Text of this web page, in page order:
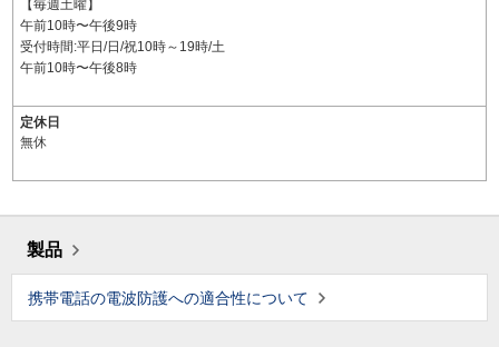
【毎週土曜】
午前10時〜午後9時
受付時間:平日/日/祝10時～19時/土
午前10時〜午後8時
定休日
無休
製品
携帯電話の電波防護への適合性について